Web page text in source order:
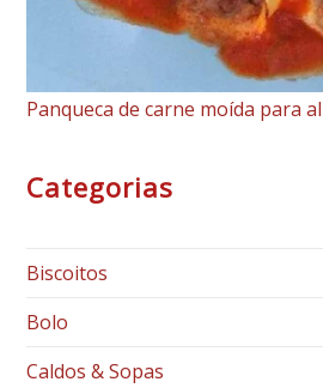
Panqueca de carne moída para
Categorias
Biscoitos
Bolo
Caldos & Sopas